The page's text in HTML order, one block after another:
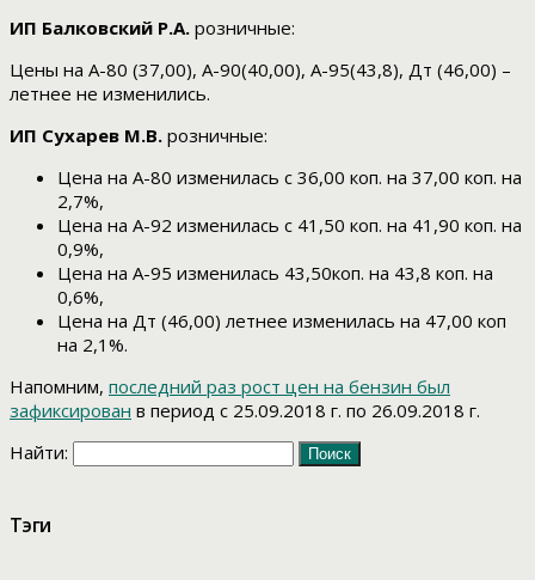
ИП Балковский Р.А. розничные:
Цены на А-80 (37,00), А-90(40,00), А-95(43,8), Дт (46,00) –
летнее не изменились.
ИП Сухарев М.В. розничные:
Цена на А-80 изменилась с 36,00 коп. на 37,00 коп. на
2,7%,
Цена на А-92 изменилась с 41,50 коп. на 41,90 коп. на
0,9%,
Цена на А-95 изменилась 43,50коп. на 43,8 коп. на
0,6%,
Цена на Дт (46,00) летнее изменилась на 47,00 коп
на 2,1%.
Напомним, последний раз рост цен на бензин был
зафиксирован в период с 25.09.2018 г. по 26.09.2018 г.
Найти:
Тэги